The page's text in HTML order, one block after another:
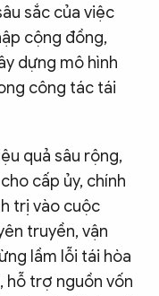
sắc của việc
cộng đồng,
dựng mô hình
công tác tái
quả sâu rộng,
cấp ủy, chính
trị vào cuộc
truyền, vận
lầm lỗi tái hòa
hỗ trợ nguồn vốn